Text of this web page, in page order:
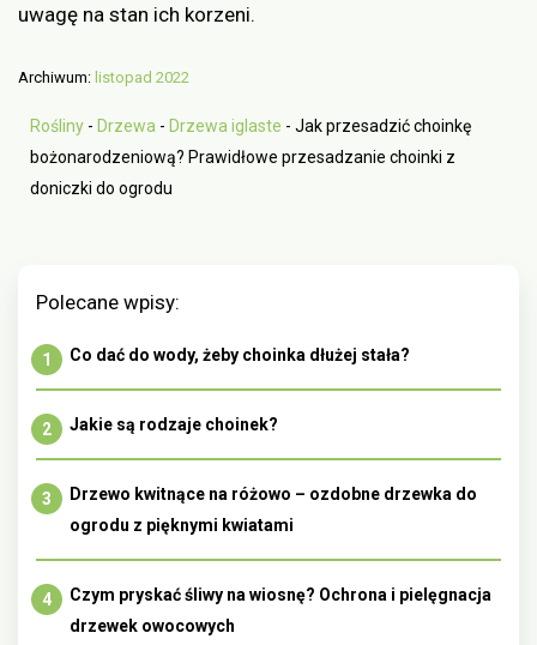
uwagę na stan ich korzeni.
Archiwum: listopad 2022
Rośliny - Drzewa - Drzewa iglaste - Jak przesadzić choinkę
bożonarodzeniową? Prawidłowe przesadzanie choinki z
doniczki do ogrodu
Polecane wpisy:
Co dać do wody, żeby choinka dłużej stała?
Jakie są rodzaje choinek?
Drzewo kwitnące na różowo – ozdobne drzewka do
ogrodu z pięknymi kwiatami
Czym pryskać śliwy na wiosnę? Ochrona i pielęgnacja
drzewek owocowych